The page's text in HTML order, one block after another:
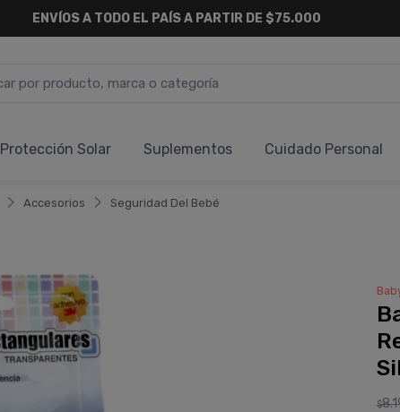
Y 18 CUOTAS FIJAS !
Protección Solar Suplementos Cuidado Personal
Accesorios Seguridad Del Bebé
$